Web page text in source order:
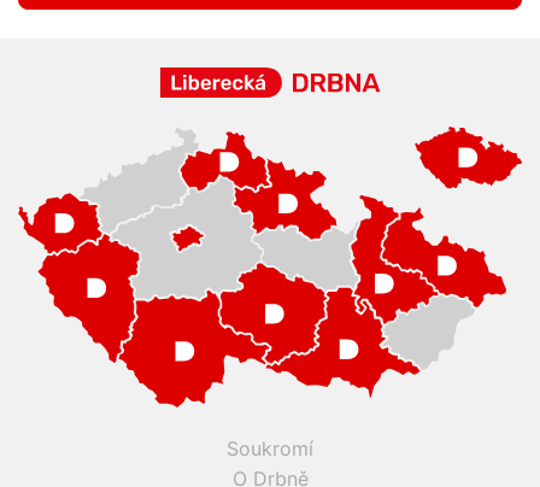
Soukromí
O Drbně